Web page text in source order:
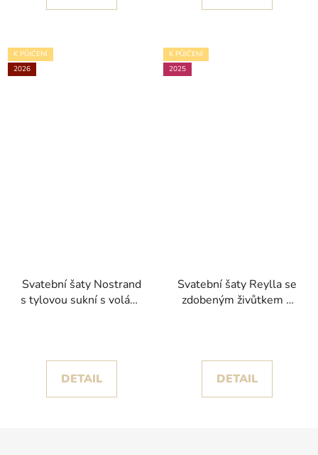
K PŮJČENÍ
2026
Svatební šaty Nostrand
s tylovou sukní s volány
DETAIL
K PŮJČENÍ
2025
Svatební šaty Reylla se
zdobeným živůtkem a
DETAIL